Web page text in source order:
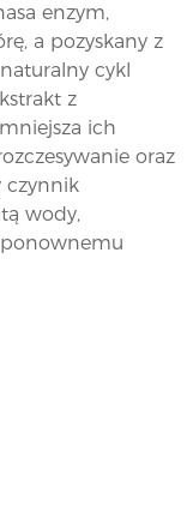
enzym,
a pozyskany z
cykl
z
ich
oraz
czynnik
wody,